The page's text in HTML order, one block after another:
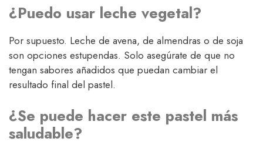
¿Puedo usar leche vegetal?
Por supuesto. Leche de avena, de almendras o de soja
son opciones estupendas. Solo asegúrate de que no
tengan sabores añadidos que puedan cambiar el
resultado final del pastel.
¿Se puede hacer este pastel más
saludable?